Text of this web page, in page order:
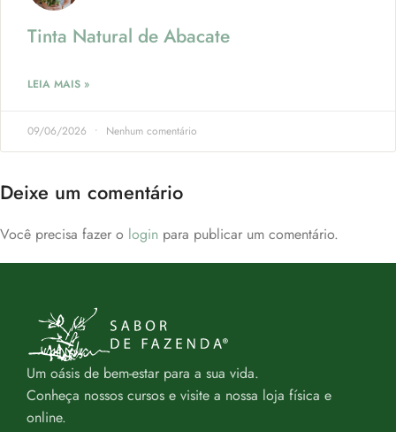
Tinta Natural de Abacate
LEIA MAIS »
09/06/2026 Nenhum comentário
Deixe um comentário
Você precisa fazer o login para publicar um comentário.
Um oásis de bem-estar para a sua vida.
Conheça nossos cursos e visite a nossa loja física e
online.